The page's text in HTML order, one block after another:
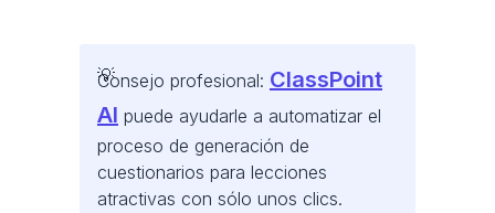
Consejo profesional: ClassPoint
AI puede ayudarle a automatizar el
proceso de generación de
cuestionarios para lecciones
atractivas con sólo unos clics.